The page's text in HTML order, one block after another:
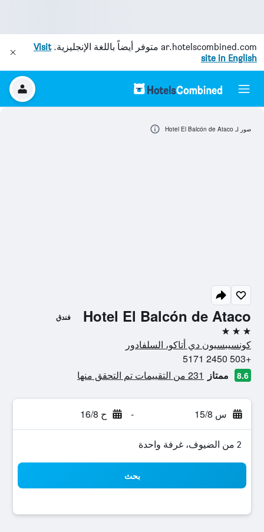
ar.hotelscombined.com متوفر أيضاً باللغة الإنجليزية.Visit
site in English
Hotel El Balcón de Ataco فندق
3 نجوم
كونسيبسيون دي أتاكو، السلفادور
+503 2450 5171
8.6 ممتاز 231 من التقييمات تم التحقق منها
س 15/8 - ح 16/8
2 من الضيوف، غرفة واحدة
بحث
صور لـ Hotel El Balcón de Ataco